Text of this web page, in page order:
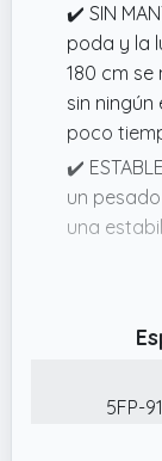
✔️ SIN
poda y la
180 cm
sin
poco
✔️
un
una
hogares
✔️
hojas de
elegante
ficus
5FP-